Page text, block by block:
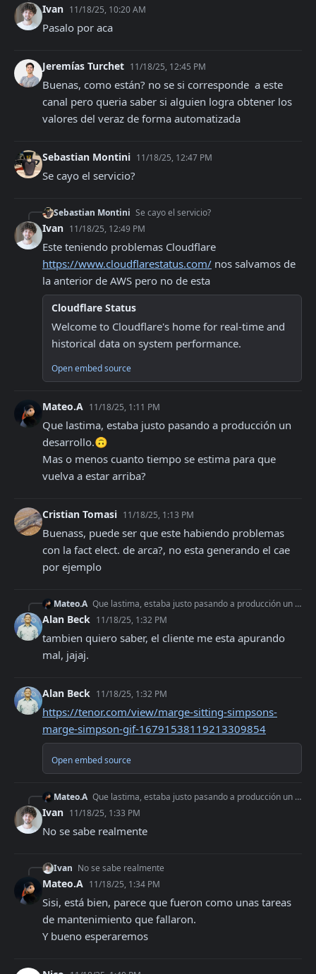
Ivan 11/18/25, 10:20 AM
Pasalo por aca
Jeremías Turchet 11/18/25, 12:45 PM
Buenas, como están? no se si corresponde  a este
canal pero queria saber si alguien logra obtener los
valores del veraz de forma automatizada
Sebastian Montini 11/18/25, 12:47 PM
Se cayo el servicio?
Sebastian Montini Se cayo el servicio?
Ivan 11/18/25, 12:49 PM
https://www.cloudflarestatus.com/ nos salvamos de
la anterior de AWS pero no de esta
Cloudflare Status
Welcome to Cloudflare's home for real-time and
historical data on system performance.
Open embed source
Mateo.A 11/18/25, 1:11 PM
Que lastima, estaba justo pasando a producción un
desarrollo.🙃
Mas o menos cuanto tiempo se estima para que
vuelva a estar arriba?
Cristian Tomasi 11/18/25, 1:13 PM
Buenass, puede ser que este habiendo problemas
con la fact elect. de arca?, no esta generando el cae
por ejemplo
Mateo.A Que lastima, estaba justo pasando a producción un desarrollo.🙃 Mas o menos cuanto tiempo se estima para que vuelva a estar arriba?
Alan Beck 11/18/25, 1:32 PM
tambien quiero saber, el cliente me esta apurando
mal, jajaj.
Alan Beck 11/18/25, 1:32 PM
https://tenor.com/view/marge-sitting-simpsons-
marge-simpson-gif-16791538119213309854
Open embed source
Mateo.A Que lastima, estaba justo pasando a producción un desarrollo.🙃 Mas o menos cuanto tiempo se estima para que vuelva a estar arriba?
Ivan 11/18/25, 1:33 PM
No se sabe realmente
Ivan No se sabe realmente
Mateo.A 11/18/25, 1:34 PM
Sisi, está bien, parece que fueron como unas tareas
de mantenimiento que fallaron.
Y bueno esperaremos